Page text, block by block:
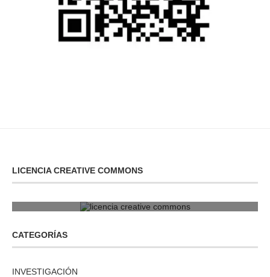
LICENCIA CREATIVE COMMONS
CATEGORÍAS
INVESTIGACIÓN